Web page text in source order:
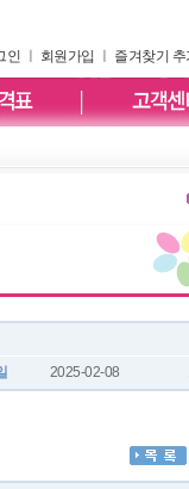
인 회원가입 즐겨찾기 추
2025-02-08